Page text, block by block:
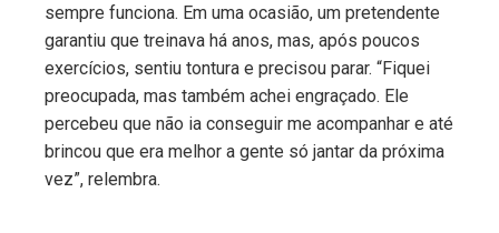
sempre funciona. Em uma ocasião, um pretendente
garantiu que treinava há anos, mas, após poucos
exercícios, sentiu tontura e precisou parar. “Fiquei
preocupada, mas também achei engraçado. Ele
percebeu que não ia conseguir me acompanhar e até
brincou que era melhor a gente só jantar da próxima
vez”, relembra.